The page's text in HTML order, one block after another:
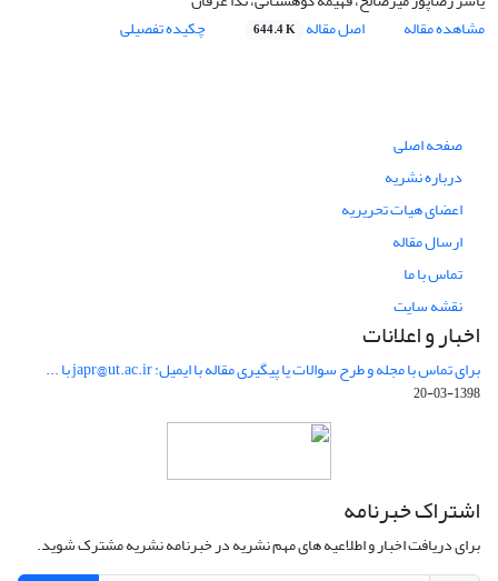
مشاهده مقاله
اصل مقاله 644.4 K چکیده تفصیلی
صفحه اصلی
درباره نشریه
اعضای هیات تحریریه
ارسال مقاله
تماس با ما
نقشه سایت
اخبار و اعلانات
برای تماس با مجله و طرح سوالات یا پیگیری مقاله با ایمیل: japr@ut.ac.ir با ...
1398-03-20
اشتراک خبرنامه
برای دریافت اخبار و اطلاعیه های مهم نشریه در خبرنامه نشریه مشترک شوید.